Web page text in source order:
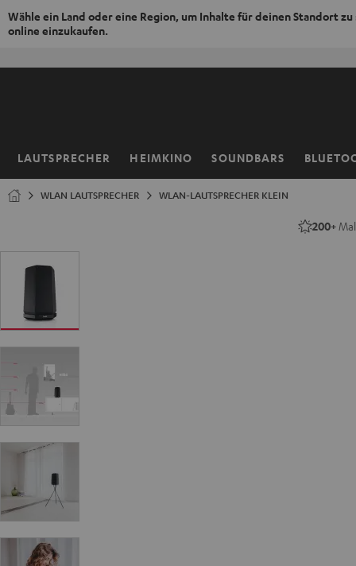
Wähle ein Land oder eine Region, um Inhalte für deinen Standort zu
online einzukaufen.
LAUTSPRECHER HEIMKINO SOUNDBARS
Startseite
WLAN LAUTSPRECHER WLAN-LAUTSPRECHER KLEIN
200+